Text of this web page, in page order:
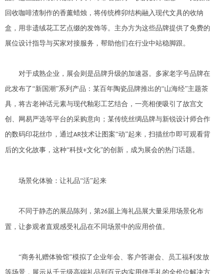
回收咖啡渣制作的香薰蜡烛，将传统榫卯结构融入现代文具的收纳
盒，用非遗绒花工艺点缀的发饰等。主办方为这些品牌提供了免费的
展位设计指导与买家对接服务，帮助他们在行业中站稳脚跟。
对于成熟企业，展会则是品牌升级的加速器。多家老字号品牌在
此发布了“新国潮”系列产品：某百年陶瓷品牌推出的“山海经”主题茶
具，将古老神话元素与现代釉彩工艺结合，一亮相便吸引了故宫文
创、网易严选等平台的采购意向；某传统丝绸品牌与新锐设计师合作
的数码印花丝巾，通过AR技术让图案“动”起来，扫描丝巾即可观看背
后的文化故事，这种“科技+文化”的创新，成为展会的热门话题。
场景化体验：让礼品“活”起来
不同于静态的展品陈列，第26届上海礼品展大量采用场景化布
置，让参观者直观感受礼品在不同场景中的应用价值。
“商务礼赠体验馆”模拟了企业年会、客户答谢会、员工福利发放
等场景，展示从千元级高端礼品到百元内实用伴手礼的全价位解决方